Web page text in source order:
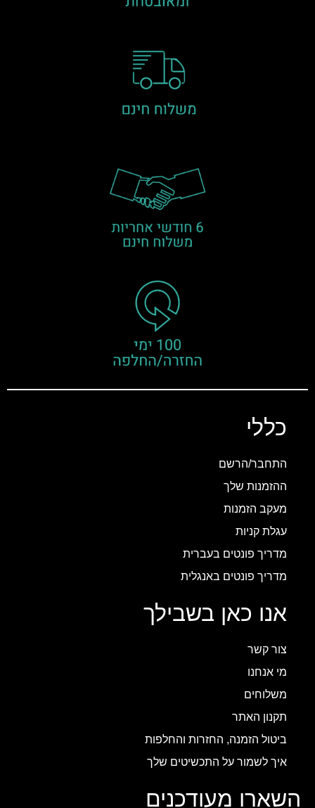
כללי
התחבר/הרשם
ההזמנות שלך
מעקב הזמנות
עגלת קניות
מדריך פונטים בעברית
מדריך פונטים באנגלית
אנו כאן בשבילך
צור קשר
מי אנחנו
משלוחים
תקנון האתר
ביטול הזמנה, החזרות והחלפות
איך לשמור על התכשיטים שלך
השארו מעודכנים